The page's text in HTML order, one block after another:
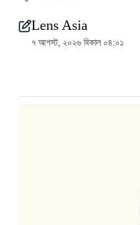
Lens Asia
৭ আগস্ট, ২০২৬ বিকাল ০৪:০১